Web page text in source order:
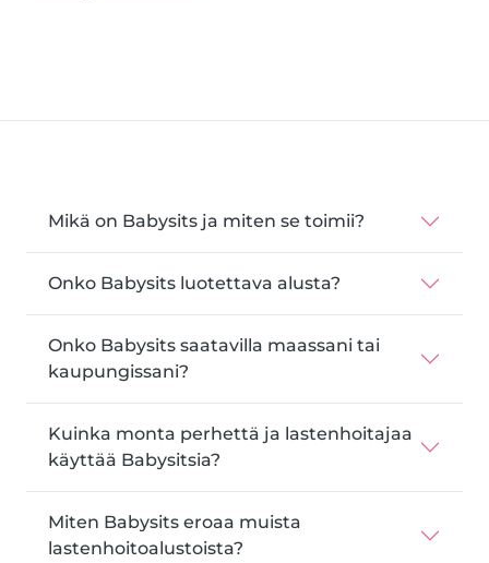
Mikä on Babysits ja miten se toimii?
Onko Babysits luotettava alusta?
Onko Babysits saatavilla maassani tai
kaupungissani?
Kuinka monta perhettä ja lastenhoitajaa
käyttää Babysitsia?
Miten Babysits eroaa muista
lastenhoitoalustoista?